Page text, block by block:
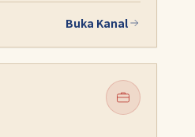
Buka Kanal